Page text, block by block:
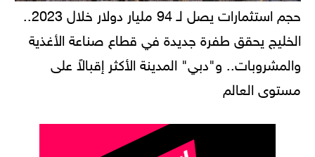
حجم استثمارات يصل لـ 94 مليار دولار خلال 2023..
الخليج يحقق طفرة جديدة في قطاع صناعة الأغذية
والمشروبات.. و"دبي" المدينة الأكثر إقبالاً على
مستوى العالم